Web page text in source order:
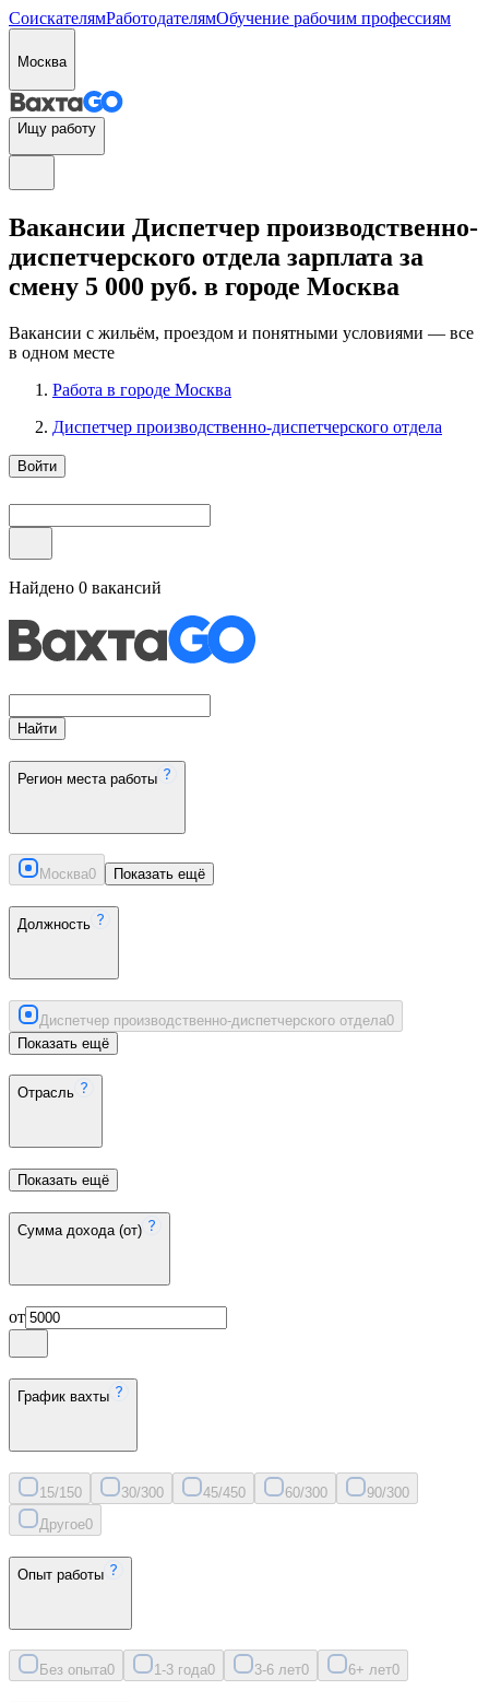
СоискателямРаботодателямОбучение рабочим профессиям
Москва
Ищу работу
Вакансии Диспетчер производственно-
диспетчерского отдела зарплата за
смену 5 000 руб. в городе Москва
Вакансии с жильём, проездом и понятными условиями — все
в одном месте
Работа в городе Москва
Диспетчер производственно-диспетчерского отдела
Войти
Найдено 0 вакансий
Найти
Регион места работы
Москва0 Показать ещё
Должность
Диспетчер производственно-диспетчерского отдела0
Показать ещё
Отрасль
Показать ещё
Сумма дохода (от)
от
График вахты
15/150 30/300 45/450 60/300 90/300
Другое0
Опыт работы
Без опыта0 1-3 года0 3-6 лет0 6+ лет0